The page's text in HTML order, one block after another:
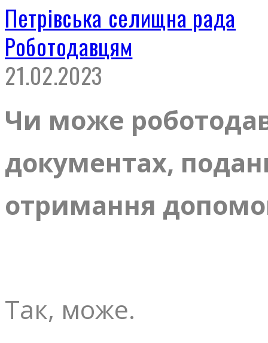
Петрівська селищна рада
Роботодавцям
21.02.2023
Чи може
документах,
отримання
Так, може.